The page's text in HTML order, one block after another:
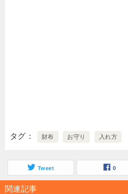
タグ 財布 お守り 入れ方
Tweet 0
関連記事